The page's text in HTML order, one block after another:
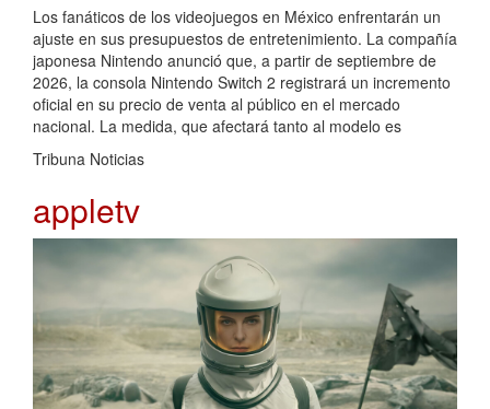
Los fanáticos de los videojuegos en México enfrentarán un
ajuste en sus presupuestos de entretenimiento. La compañía
japonesa Nintendo anunció que, a partir de septiembre de
2026, la consola Nintendo Switch 2 registrará un incremento
oficial en su precio de venta al público en el mercado
nacional. La medida, que afectará tanto al modelo es
Tribuna Noticias
appletv